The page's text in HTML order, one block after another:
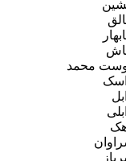
محمد